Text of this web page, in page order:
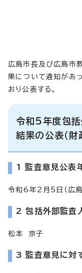
広島市長及び広島市
果について通知があ
おり公表する。
令和5年度包
結果の公表（財
1 監査意見公表
令和6年2月5日（広
2 包括外部監査
松本 京子
3 監査意見に対